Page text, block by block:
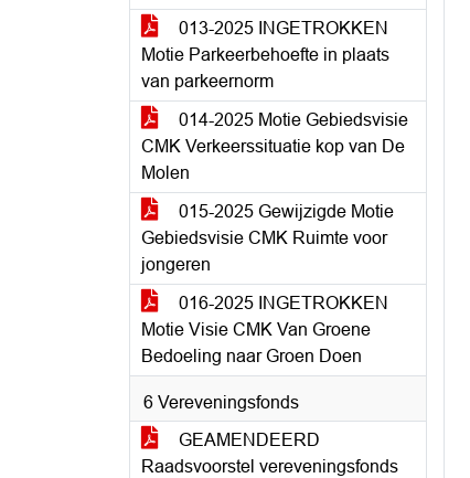
013-2025 INGETROKKEN
Motie Parkeerbehoefte in plaats
van parkeernorm
014-2025 Motie Gebiedsvisie
CMK Verkeerssituatie kop van De
Molen
015-2025 Gewijzigde Motie
Gebiedsvisie CMK Ruimte voor
jongeren
016-2025 INGETROKKEN
Motie Visie CMK Van Groene
Bedoeling naar Groen Doen
6 Vereveningsfonds
GEAMENDEERD
Raadsvoorstel vereveningsfonds